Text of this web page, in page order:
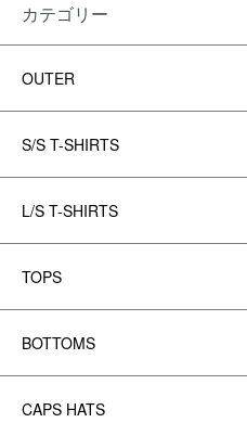
カテゴリー
OUTER
S/S T-SHIRTS
L/S T-SHIRTS
TOPS
BOTTOMS
CAPS HATS